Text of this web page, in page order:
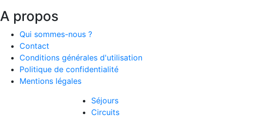
A propos
Qui sommes-nous ?
Contact
Conditions générales d'utilisation
Politique de confidentialité
Mentions légales
Séjours
Circuits